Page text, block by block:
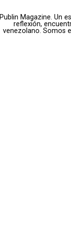
Publin Magazine. Un
reflexión,
venezolano. Somos